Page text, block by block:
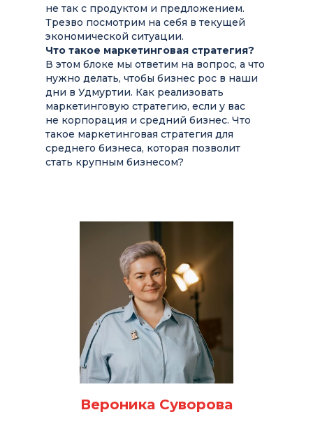
не так с продуктом и предложением.
Трезво посмотрим на себя в текущей
экономической ситуации.
Что такое маркетинговая стратегия?
В этом блоке мы ответим на вопрос, а что
нужно делать, чтобы бизнес рос в наши
дни в Удмуртии. Как реализовать
маркетинговую стратегию, если у вас
не корпорация и средний бизнес. Что
такое маркетинговая стратегия для
среднего бизнеса, которая позволит
стать крупным бизнесом?
Вероника Суворова